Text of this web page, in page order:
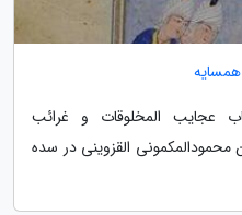
عجایب المخلوقات و غرائب
محمودالمکمونی القزوینی در سده